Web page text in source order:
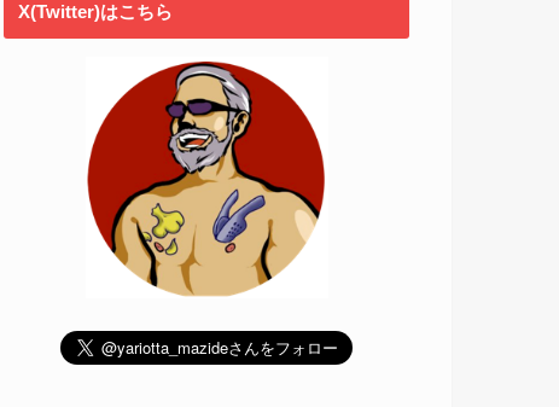
X(Twitter)はこちら